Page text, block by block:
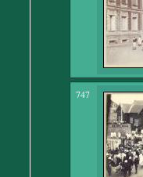
747